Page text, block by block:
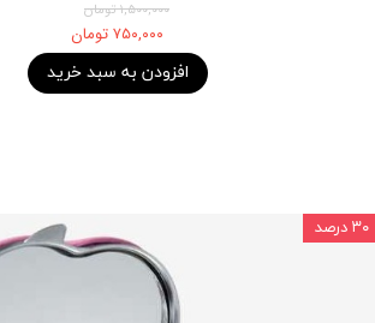
۱,۵۰۰,۰۰۰ تومان
۷۵۰,۰۰۰ تومان
افزودن به سبد خرید
۳۰ درصد